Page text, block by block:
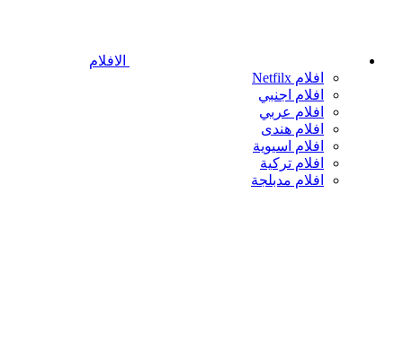
الافلام
افلام Netfilx
افلام اجنبي
افلام عربي
افلام هندى
افلام اسيوية
افلام تركية
افلام مدبلجة